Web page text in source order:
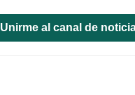
Unirme al canal de